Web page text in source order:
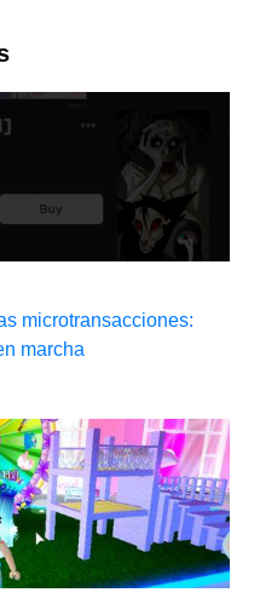
microtransacciones:
marcha